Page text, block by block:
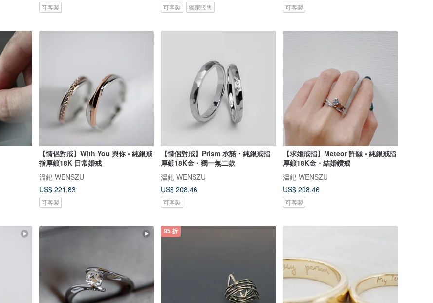
可客製 可客製 獨家販售 可客製
【情侶對戒】With You 與你 • 純銀戒
指厚鍍18K 日常婚戒
溫釲 WENSZU
US$ 221.83
可客製
【情侶對戒】Prism 承諾・純銀戒指
厚鍍18K金・獨一無二款
溫釲 WENSZU
US$ 208.46
可客製
【求婚戒指】Meteor 許願 • 純銀戒指
厚鍍18K金・結婚鑽戒
溫釲 WENSZU
US$ 208.46
可客製
95 折